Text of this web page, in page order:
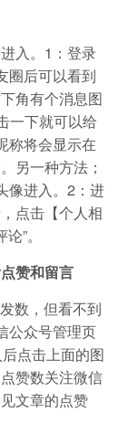
入。1：登录
圈后可以看到
角有个消息图
一下就可以给
称将会显示在
另一种方法；
像进入。2：进
点击【个人相
”。
赞和留言
数，但看不到
公众号管理页
点击上面的图
赞数关注微信
文章的点赞